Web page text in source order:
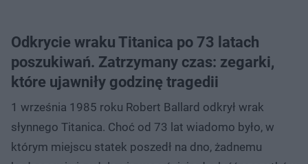
Odkrycie wraku Titanica po 73 latach
poszukiwań. Zatrzymany czas: zegarki,
które ujawniły godzinę tragedii
1 września 1985 roku Robert Ballard odkrył wrak
słynnego Titanica. Choć od 73 lat wiadomo było, w
którym miejscu statek poszedł na dno, żadnemu